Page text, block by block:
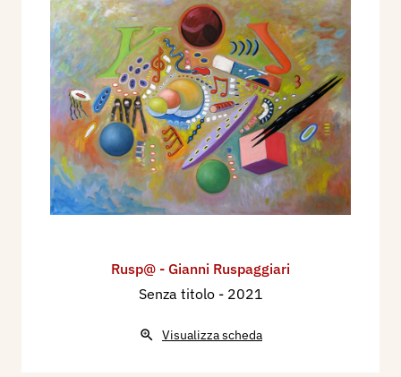
Rusp@ - Gianni Ruspaggiari
Senza titolo - 2021
Visualizza scheda